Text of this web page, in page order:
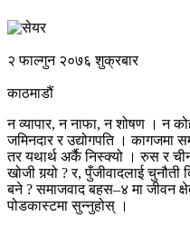
२ फाल्गुन २०७६ शुक्रबार
काठमाडौं
न व्यापार, न नाफा, न शोषण । न
जमिनदार र उद्योगपति । कागजमा
तर यथार्थ अर्कै निस्क्यो । रुस र
खोजी गर्‍यो ? र, पुँजीवादलाई
बने ? समाजवाद बहस–४ मा जीवन
पोडकास्टमा सुन्नुहोस् ।